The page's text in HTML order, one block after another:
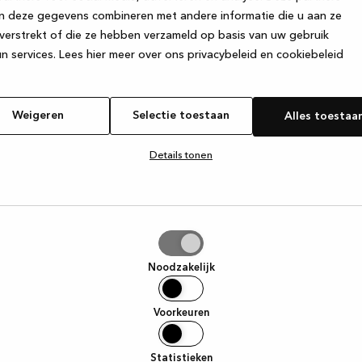
deze gegevens combineren met andere informatie die u aan ze
of die ze hebben verzameld op basis van uw gebruik
services. Lees hier meer over ons privacybeleid en cookiebeleid
Weigeren Selectie toestaan Alles
Details tonen
Noodzakelijk
Voorkeuren
Statistieken
has occurred while loadingwww.kvik.be (see the